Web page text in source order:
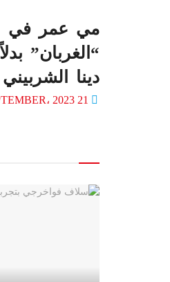
مي عمر في
“الغربان”
دينا الشربيني